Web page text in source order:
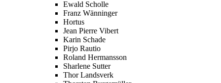
Ewald Scholle
Franz Wänninger
Hortus
Jean Pierre Vibert
Karin Schade
Pirjo Rautio
Roland Hermansson
Sharlene Sutter
Thor Landsverk